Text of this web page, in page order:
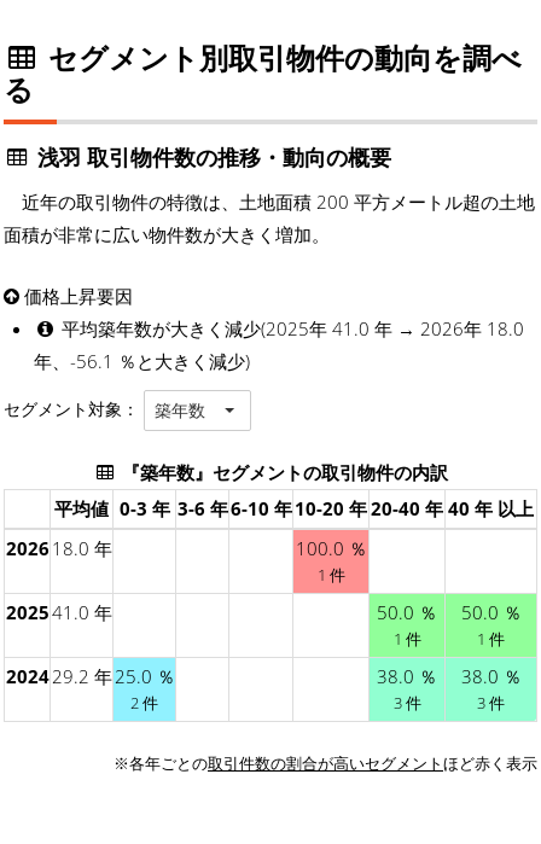
セグメント別取引物件の動向を調べ
る
浅羽 取引物件数の推移・動向の概要
近年の取引物件の特徴は、土地面積 200 平方メートル超の土地
面積が非常に広い物件数が大きく増加。
価格上昇要因
平均築年数が大きく減少(2025年 41.0 年 → 2026年 18.0
年、-56.1 ％と大きく減少)
セグメント対象： 築年数
『築年数』セグメントの取引物件の内訳
平均値 0-3 年 3-6 年6-10 年10-20 年20-40 年 40 年 以上
2026 18.0 年 100.0 ％
1 件
202541.0 年 50.0 ％
1 件
50.0 ％
1 件
202429.2 年25.0 ％
2 件
38.0 ％
3 件
38.0 ％
3 件
※各年ごとの取引件数の割合が高いセグメントほど赤く表示